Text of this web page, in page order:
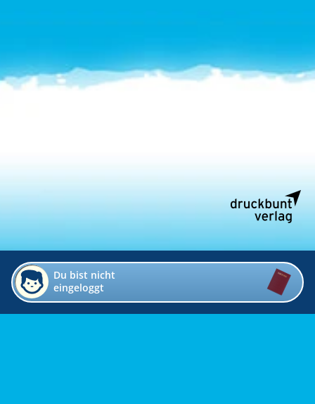
Du bist nicht
eingeloggt